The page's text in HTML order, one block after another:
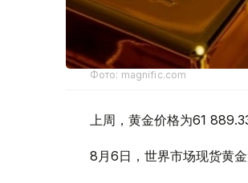
Фото: magnific.com
上周，黄金价格为61
8月6日，世界市场现货黄